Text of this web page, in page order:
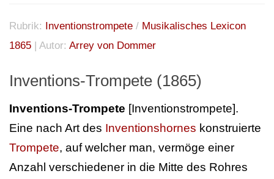
Rubrik: Inventionstrompete / Musikalisches Lexicon
1865 | Autor: Arrey von Dommer
Inventions-Trompete (1865)
Inventions-Trompete [Inventionstrompete].
Eine nach Art des Inventionshornes konstruierte
Trompete, auf welcher man, vermöge einer
Anzahl verschiedener in die Mitte des Rohres